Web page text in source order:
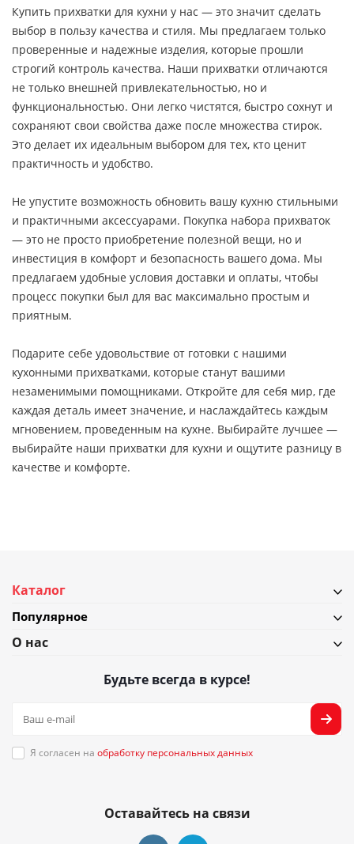
Купить прихватки для кухни у нас — это значит сделать
выбор в пользу качества и стиля. Мы предлагаем только
проверенные и надежные изделия, которые прошли
строгий контроль качества. Наши прихватки отличаются
не только внешней привлекательностью, но и
функциональностью. Они легко чистятся, быстро сохнут и
сохраняют свои свойства даже после множества стирок.
Это делает их идеальным выбором для тех, кто ценит
практичность и удобство.
Не упустите возможность обновить вашу кухню стильными
и практичными аксессуарами. Покупка набора прихваток
— это не просто приобретение полезной вещи, но и
инвестиция в комфорт и безопасность вашего дома. Мы
предлагаем удобные условия доставки и оплаты, чтобы
процесс покупки был для вас максимально простым и
приятным.
Подарите себе удовольствие от готовки с нашими
кухонными прихватками, которые станут вашими
незаменимыми помощниками. Откройте для себя мир, где
каждая деталь имеет значение, и наслаждайтесь каждым
мгновением, проведенным на кухне. Выбирайте лучшее —
выбирайте наши прихватки для кухни и ощутите разницу в
качестве и комфорте.
Каталог
Популярное
О нас
Будьте всегда в курсе!
Я согласен на обработку персональных данных
Оставайтесь на связи